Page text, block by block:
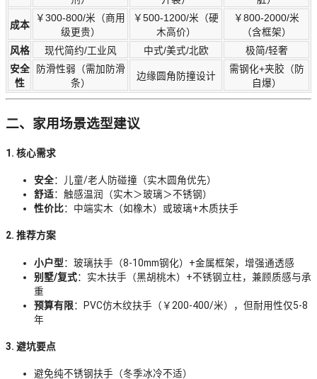
成本
￥300-800/米（商用
级更贵）
￥500-1200/米（硬
木高价）
￥800-2000/米
（含框架）
风格
现代简约/工业风 中式/美式/北欧
极简/轻奢
安全
性
防滑性弱（需加防滑
条）
边缘圆角防撞设计
需钢化+夹胶（防
自爆）
二、家用场景选型建议
1. 核心需求
安全：儿童/老人防碰撞（实木圆角优先）
舒适：触感温润（实木＞玻璃＞不锈钢）
性价比：中端实木（如橡木）或玻璃+木质扶手
2. 推荐方案
小户型：玻璃扶手（8-10mm钢化）+金属框架，增强通透感
别墅/复式：实木扶手（黑胡桃木）+不锈钢立柱，兼顾质感与承
重
预算有限：PVC仿木纹扶手（￥200-400/米），但耐用性仅5-8
年
3. 避坑要点
避免纯不锈钢扶手（冬季冰冷不适）